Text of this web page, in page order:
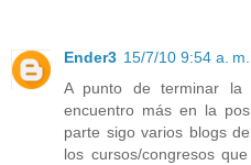
Ender3 15/7/10 9:54 a. m.
A punto de terminar la
encuentro más en la
parte sigo varios blogs
los cursos/congresos